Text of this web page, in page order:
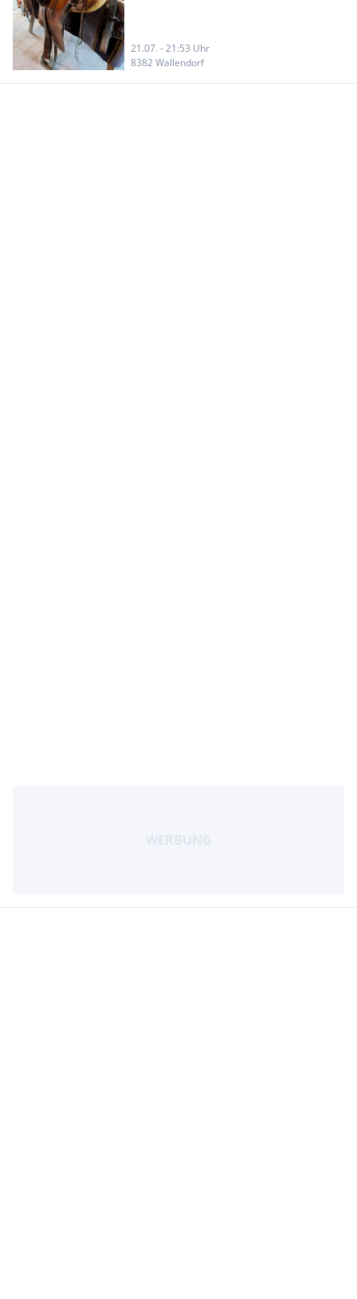
21.07. - 21:53 Uhr
8382 Wallendorf